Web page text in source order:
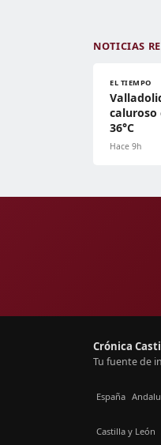
NOTICIAS
EL TIEMPO
caluroso
36°C
Hace 9h
Crónica
Tu fuente de
España
Castilla y León